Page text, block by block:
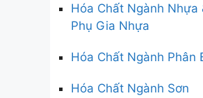
Hóa Chất Ngành Nhựa
Phụ Gia Nhựa
Hóa Chất Ngành Phân
Hóa Chất Ngành Sơn